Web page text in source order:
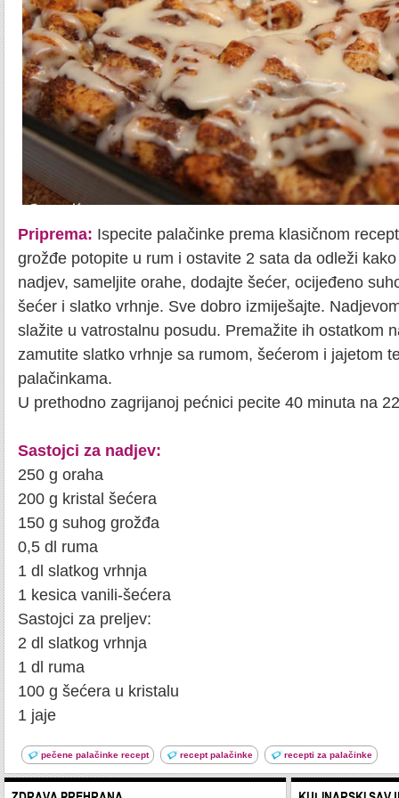
Priprema: Ispecite palačinke prema klasičnom
grožđe potopite u rum i ostavite 2 sata da odleži
nadjev, sameljite orahe, dodajte šećer, ocijeđeno
šećer i slatko vrhnje. Sve dobro izmiješajte.
slažite u vatrostalnu posudu. Premažite ih ostatkom
zamutite slatko vrhnje sa rumom, šećerom i jajetom
palačinkama.
U prethodno zagrijanoj pećnici pecite 40 minuta na
Sastojci za nadjev:
250 g oraha
200 g kristal šećera
150 g suhog grožđa
0,5 dl ruma
1 dl slatkog vrhnja
1 kesica vanili-šećera
Sastojci za preljev:
2 dl slatkog vrhnja
1 dl ruma
100 g šećera u kristalu
1 jaje
pečene palačinke recept recept palačinke recepti za palačinke